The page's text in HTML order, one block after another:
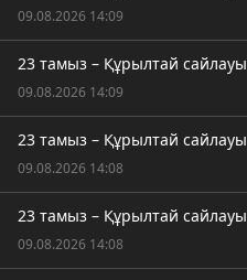
09.08.2026 14:09
23 тамыз – Құрылтай сайлауы
09.08.2026 14:09
23 тамыз – Құрылтай сайлауы
09.08.2026 14:08
23 тамыз – Құрылтай сайлауы
09.08.2026 14:08